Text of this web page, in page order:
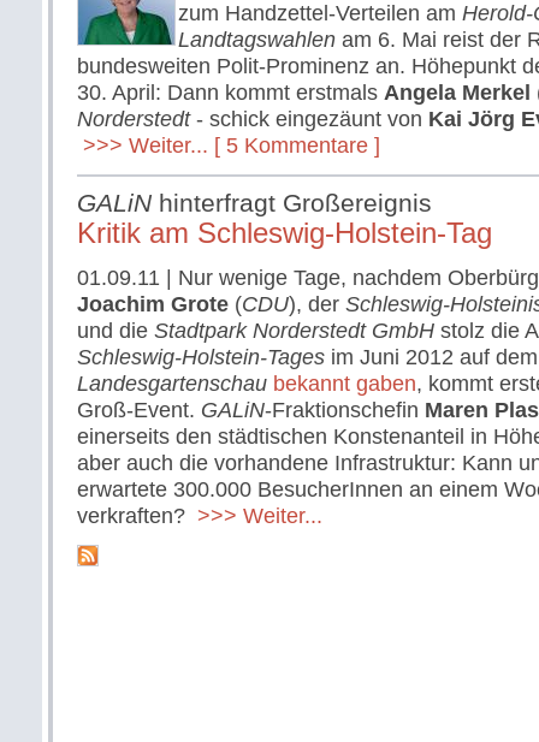
zum Handzettel-Verteilen am Herold-
Landtagswahlen am 6. Mai reist der
bundesweiten Polit-Prominenz an. Höhepunkt
30. April: Dann kommt erstmals Angela Merkel
Norderstedt- schick eingezäunt von Kai Jörg
>>> Weiter... [ 5 Kommentare ]
GALiN hinterfragt Großereignis
Kritik am Schleswig-Holstein-Tag
01.09.11 | Nur wenige Tage, nachdem
Joachim Grote (CDU), der Schleswig-
und die Stadtpark Norderstedt GmbH stolz die
Schleswig-Holstein-Tages im Juni 2012 auf
Landesgartenschau bekannt gaben, kommt
Groß-Event. GALiN-Fraktionschefin Maren
einerseits den städtischen Konstenanteil in
aber auch die vorhandene Infrastruktur: Kann
erwartete 300.000 BesucherInnen an einem
verkraften? >>> Weiter...